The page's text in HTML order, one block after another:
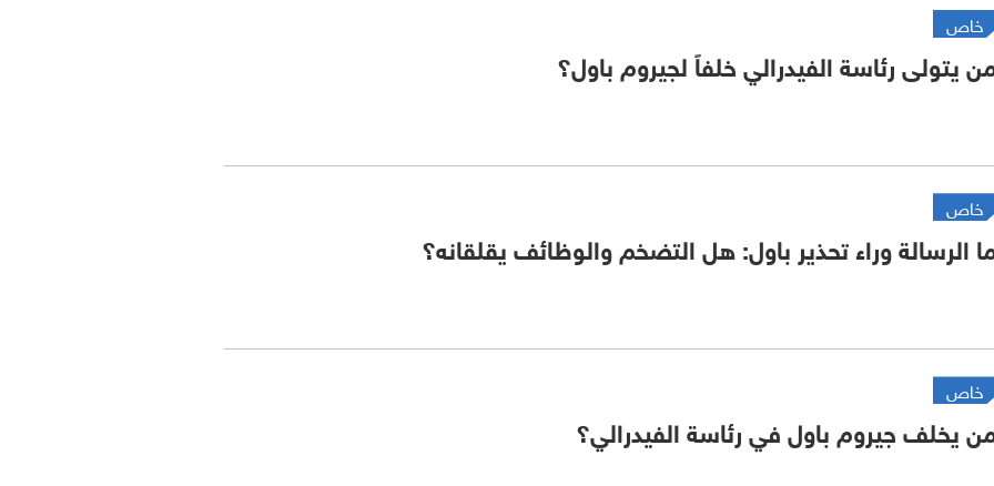
خاص
يتولى رئاسة الفيدرالي خلفاً لجيروم باول؟
خاص
الرسالة وراء تحذير باول: هل التضخم والوظائف يقلقانه؟
خاص
يخلف جيروم باول في رئاسة الفيدرالي؟